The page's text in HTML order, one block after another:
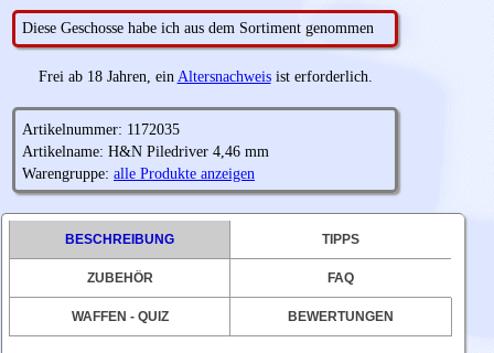
Diese Geschosse habe ich aus dem Sortiment genommen
Frei ab 18 Jahren, ein Altersnachweisist erforderlich.
Artikelnummer: 1172035
Artikelname: H&N Piledriver 4,46 mm
Warengruppe: alle Produkte anzeigen
BESCHREIBUNG TIPPS
ZUBEHÖR FAQ
WAFFEN - QUIZ BEWERTUNGEN